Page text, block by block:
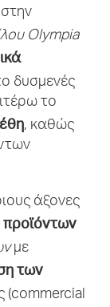
Olympia
δυσμενές
το
, καθώς
άξονες
προϊόντων
με
των
(commercial